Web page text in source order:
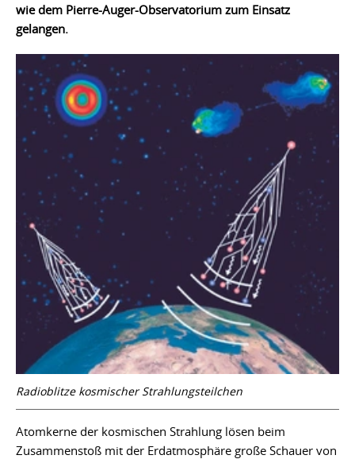
wie dem Pierre-Auger-Observatorium zum Einsatz
gelangen.
Radioblitze kosmischer Strahlungsteilchen
Atomkerne der kosmischen Strahlung lösen beim
Zusammenstoß mit der Erdatmosphäre große Schauer von